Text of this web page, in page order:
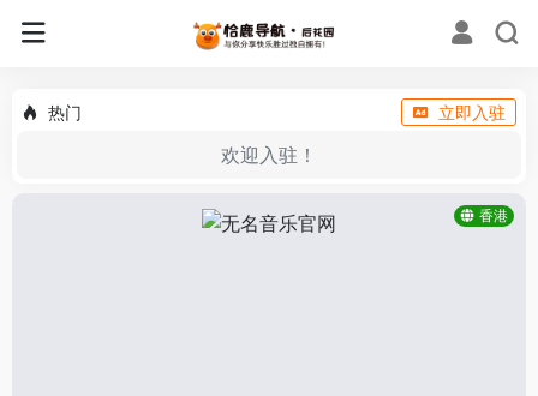
热门 立即入驻
欢迎入驻！
香港